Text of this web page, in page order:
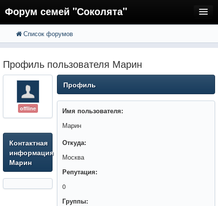
Форум семей "Соколята"
FAQ
Регистрация
Вход
Список форумов
Профиль пользователя Марин
offline
Контактная
информация
Марин
Профиль
Имя пользователя:
Марин
Откуда:
Москва
Репутация:
0
Группы: